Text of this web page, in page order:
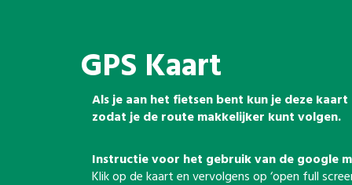
GPS Kaart
Als je aan het fietsen bent kun je deze
zodat je de route makkelijker kunt volgen.
Instructie voor het gebruik van de google
Klik op de kaart en vervolgens op ‘open full